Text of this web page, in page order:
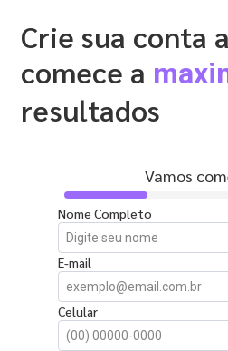
Crie sua conta
comece a
resultados
Vamos
Nome Completo
E-mail
Celular